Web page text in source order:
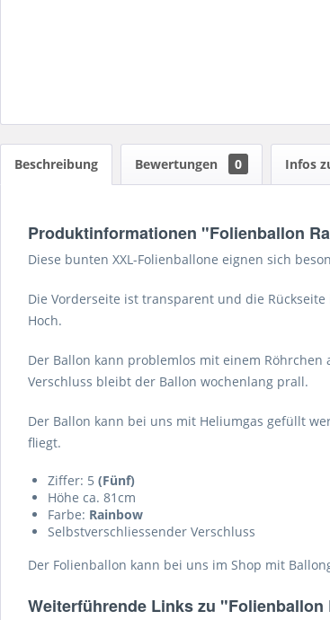
Beschreibung Bewertungen 0 Infos
Produktinformationen "Folienballon
Diese bunten XXL-Folienballone eignen sich
Die Vorderseite ist transparent und die
Hoch.
Der Ballon kann problemlos mit einem
Verschluss bleibt der Ballon wochenlang prall.
Der Ballon kann bei uns mit Heliumgas gefüllt
fliegt.
Ziffer: 5 (Fünf)
Höhe ca. 81cm
Farbe: Rainbow
Selbstverschliessender Verschluss
Der Folienballon kann bei uns im Shop mit
Weiterführende Links zu "Folienballon